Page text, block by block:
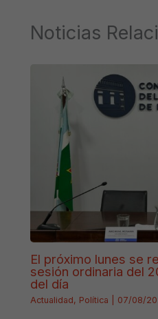
Noticias
El próximo lunes se
sesión ordinaria del
del día
Actualidad, Política 07/08/